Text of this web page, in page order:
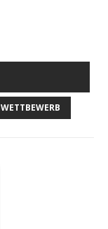
WETTBEWERB